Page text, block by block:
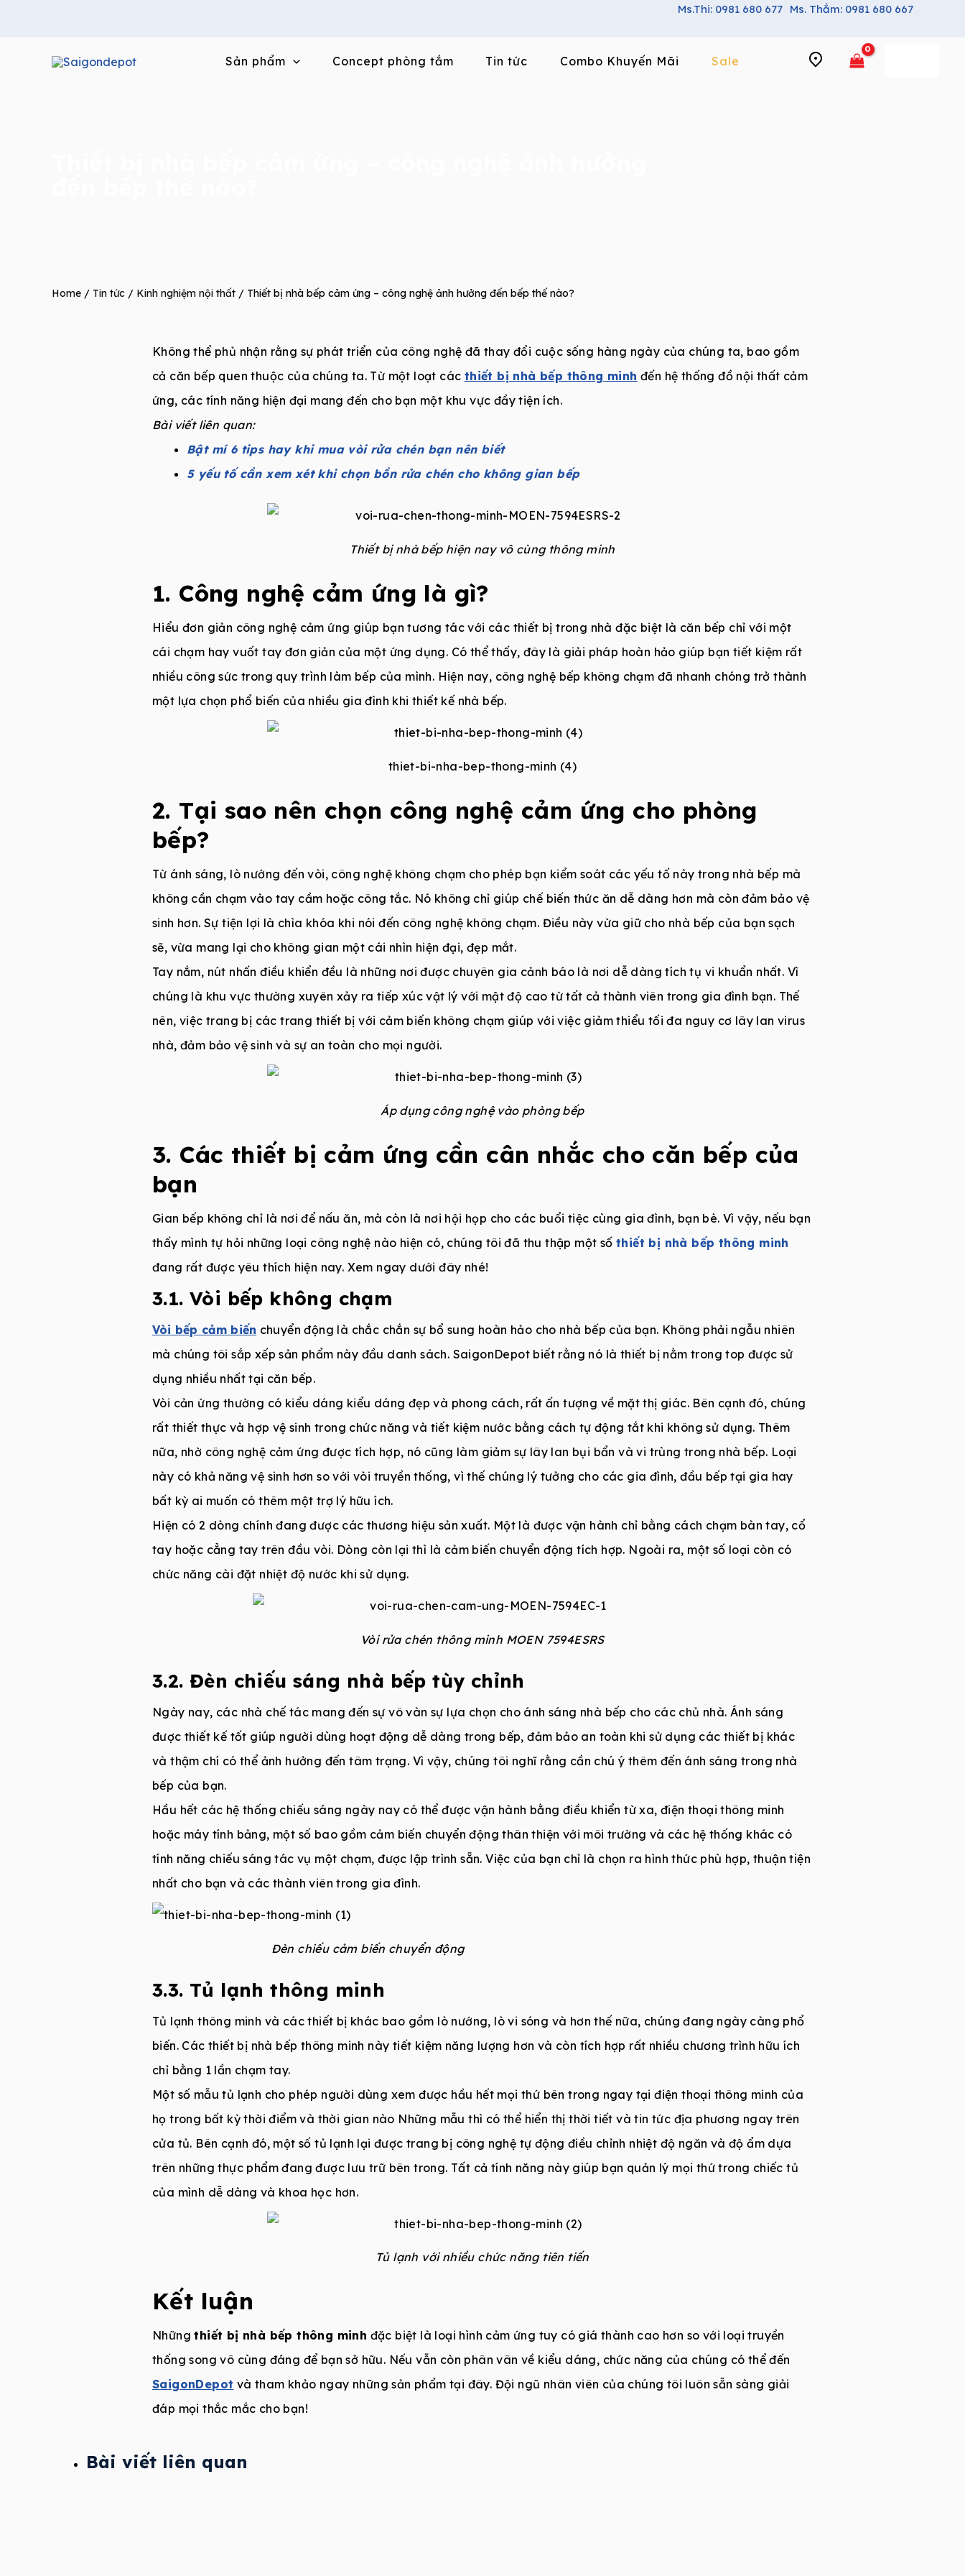
Ms.Thi: 0981 680 677 Ms. Thắm: 0981 680 667
Sản phẩm Concept phòng tắm Tin tức Combo Khuyến Mãi Sale
Home / Tin tức / Kinh nghiệm nội thất / Thiết bị nhà bếp cảm ứng – công nghệ ảnh hưởng đến bếp thế nào?
Không thể phủ nhận rằng sự phát triển của công nghệ đã thay đổi cuộc sống hàng ngày của chúng ta, bao gồm
cả căn bếp quen thuộc của chúng ta. Từ một loạt các thiết bị nhà bếp thông minh đến hệ thống đồ nội thất cảm
ứng, các tính năng hiện đại mang đến cho bạn một khu vực đầy tiện ích.
Bài viết liên quan:
Bật mí 6 tips hay khi mua vòi rửa chén bạn nên biết
5 yếu tố cần xem xét khi chọn bồn rửa chén cho không gian bếp
Thiết bị nhà bếp hiện nay vô cùng thông minh
1. Công nghệ cảm ứng là gì?
Hiểu đơn giản công nghệ cảm ứng giúp bạn tương tác với các thiết bị trong nhà đặc biệt là căn bếp chỉ với một
cái chạm hay vuốt tay đơn giản của một ứng dụng. Có thể thấy, đây là giải pháp hoàn hảo giúp bạn tiết kiệm rất
nhiều công sức trong quy trình làm bếp của mình. Hiện nay, công nghệ bếp không chạm đã nhanh chóng trở thành
một lựa chọn phổ biến của nhiều gia đình khi thiết kế nhà bếp.
thiet-bi-nha-bep-thong-minh (4)
2. Tại sao nên chọn công nghệ cảm ứng cho phòng
bếp?
Từ ánh sáng, lò nướng đến vòi, công nghệ không chạm cho phép bạn kiểm soát các yếu tố này trong nhà bếp mà
không cần chạm vào tay cầm hoặc công tắc. Nó không chỉ giúp chế biến thức ăn dễ dàng hơn mà còn đảm bảo vệ
sinh hơn. Sự tiện lợi là chìa khóa khi nói đến công nghệ không chạm. Điều này vừa giữ cho nhà bếp của bạn sạch
sẽ, vừa mang lại cho không gian một cái nhìn hiện đại, đẹp mắt.
Tay nắm, nút nhấn điều khiển đều là những nơi được chuyên gia cảnh báo là nơi dễ dàng tích tụ vi khuẩn nhất. Vì
chúng là khu vực thường xuyên xảy ra tiếp xúc vật lý với mật độ cao từ tất cả thành viên trong gia đình bạn. Thế
nên, việc trang bị các trang thiết bị với cảm biến không chạm giúp với việc giảm thiểu tối đa nguy cơ lây lan virus
nhà, đảm bảo vệ sinh và sự an toàn cho mọi người.
Áp dụng công nghệ vào phòng bếp
3. Các thiết bị cảm ứng cần cân nhắc cho căn bếp của
bạn
Gian bếp không chỉ là nơi để nấu ăn, mà còn là nơi hội họp cho các buổi tiệc cùng gia đình, bạn bè. Vì vậy, nếu bạn
thấy mình tự hỏi những loại công nghệ nào hiện có, chúng tôi đã thu thập một sốthiết bị nhà bếp thông minh
đang rất được yêu thích hiện nay. Xem ngay dưới đây nhé!
3.1. Vòi bếp không chạm
Vòi bếp cảm biến chuyển động là chắc chắn sự bổ sung hoàn hảo cho nhà bếp của bạn. Không phải ngẫu nhiên
mà chúng tôi sắp xếp sản phẩm này đầu danh sách. SaigonDepot biết rằng nó là thiết bị nằm trong top được sử
dụng nhiều nhất tại căn bếp.
Vòi cản ứng thường có kiểu dáng kiểu dáng đẹp và phong cách, rất ấn tượng về mặt thị giác. Bên cạnh đó, chúng
rất thiết thực và hợp vệ sinh trong chức năng và tiết kiệm nước bằng cách tự động tắt khi không sử dụng. Thêm
nữa, nhờ công nghệ cảm ứng được tích hợp, nó cũng làm giảm sự lây lan bụi bẩn và vi trùng trong nhà bếp. Loại
này có khả năng vệ sinh hơn so với vòi truyền thống, vì thế chúng lý tưởng cho các gia đình, đầu bếp tại gia hay
bất kỳ ai muốn có thêm một trợ lý hữu ích.
Hiện có 2 dòng chính đang được các thương hiệu sản xuất. Một là được vận hành chỉ bằng cách chạm bàn tay, cổ
tay hoặc cẳng tay trên đầu vòi. Dòng còn lại thì là cảm biến chuyển động tích hợp. Ngoài ra, một số loại còn có
chức năng cài đặt nhiệt độ nước khi sử dụng.
Vòi rửa chén thông minh MOEN 7594ESRS
3.2. Đèn chiếu sáng nhà bếp tùy chỉnh
Ngày nay, các nhà chế tác mang đến sự vô vàn sự lựa chọn cho ánh sáng nhà bếp cho các chủ nhà. Ánh sáng
được thiết kế tốt giúp người dùng hoạt động dễ dàng trong bếp, đảm bảo an toàn khi sử dụng các thiết bị khác
và thậm chí có thể ảnh hưởng đến tâm trạng. Vì vậy, chúng tôi nghĩ rằng cần chú ý thêm đến ánh sáng trong nhà
bếp của bạn.
Hầu hết các hệ thống chiếu sáng ngày nay có thể được vận hành bằng điều khiển từ xa, điện thoại thông minh
hoặc máy tính bảng, một số bao gồm cảm biến chuyển động thân thiện với môi trường và các hệ thống khác có
tính năng chiếu sáng tác vụ một chạm, được lập trình sẵn. Việc của bạn chỉ là chọn ra hình thức phù hợp, thuận tiện
nhất cho bạn và các thành viên trong gia đình.
Đèn chiếu cảm biến chuyển động
3.3. Tủ lạnh thông minh
Tủ lạnh thông minh và các thiết bị khác bao gồm lò nướng, lò vi sóng và hơn thế nữa, chúng đang ngày càng phổ
biến. Các thiết bị nhà bếp thông minh này tiết kiệm năng lượng hơn và còn tích hợp rất nhiều chương trình hữu ích
chỉ bằng 1 lần chạm tay.
Một số mẫu tủ lạnh cho phép người dùng xem được hầu hết mọi thứ bên trong ngay tại điện thoại thông minh của
họ trong bất kỳ thời điểm và thời gian nào Những mẫu thì có thể hiển thị thời tiết và tin tức địa phương ngay trên
cửa tủ. Bên cạnh đó, một số tủ lạnh lại được trang bị công nghệ tự động điều chỉnh nhiệt độ ngăn và độ ẩm dựa
trên những thực phẩm đang được lưu trữ bên trong. Tất cả tính năng này giúp bạn quản lý mọi thứ trong chiếc tủ
của mình dễ dàng và khoa học hơn.
Tủ lạnh với nhiều chức năng tiên tiến
Kết luận
Nhữngthiết bị nhà bếp thông minh đặc biệt là loại hình cảm ứng tuy có giá thành cao hơn so với loại truyền
thống song vô cùng đáng để bạn sở hữu. Nếu vẫn còn phân vân về kiểu dáng, chức năng của chúng có thể đến
SaigonDepot và tham khảo ngay những sản phẩm tại đây. Đội ngũ nhân viên của chúng tôi luôn sẵn sàng giải
đáp mọi thắc mắc cho bạn!
Bài viết liên quan